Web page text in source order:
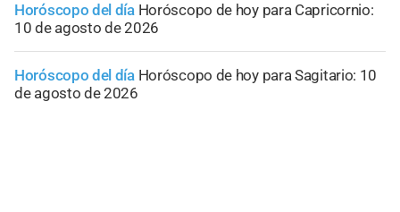
Horóscopo del día Horóscopo de hoy para Capricornio:
10 de agosto de 2026
Horóscopo del día Horóscopo de hoy para Sagitario: 10
de agosto de 2026